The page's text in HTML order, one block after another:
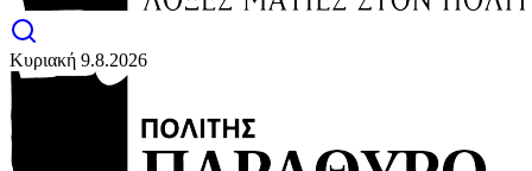
Κυριακή 9.8.2026